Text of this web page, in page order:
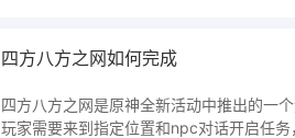
四方八方之网如何完成
四方八方之网是原神全新活动中推出的一
玩家需要来到指定位置和npc对话开启任